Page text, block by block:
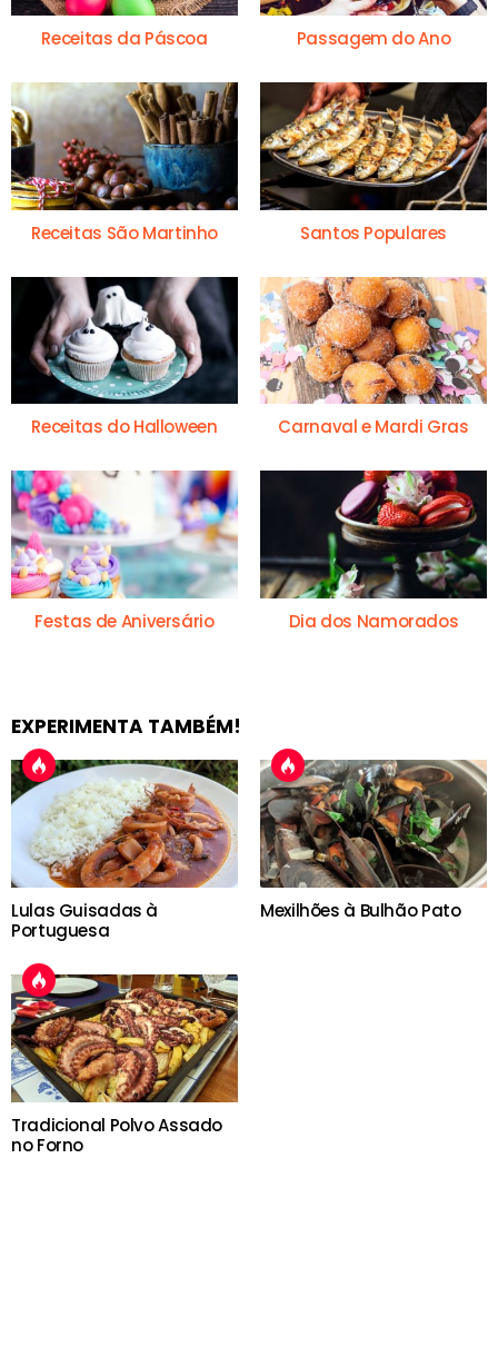
Receitas da Páscoa Passagem do Ano
Receitas São Martinho Santos Populares
Receitas do Halloween Carnaval e Mardi Gras
Festas de Aniversário Dia dos Namorados
EXPERIMENTA TAMBÉM!
Lulas Guisadas à
Portuguesa
Mexilhões à Bulhão Pato
Tradicional Polvo Assado
no Forno